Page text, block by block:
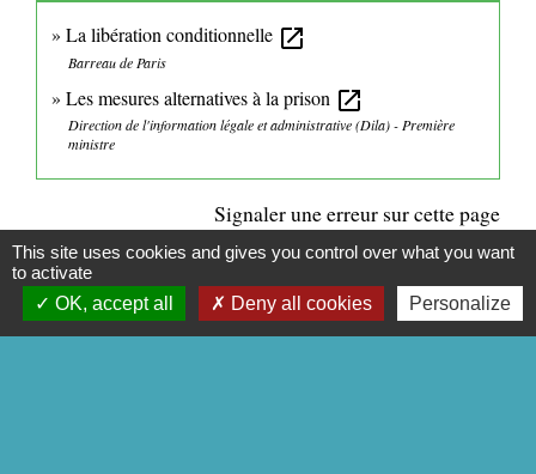
La libération conditionnelle open_in_new
Barreau de Paris
Les mesures alternatives à la prison open_in_new
Direction de l'information légale et administrative (Dila) - Première
ministre
Signaler une erreur sur cette page
This site uses cookies and gives you control over what you want
to activate
OK, accept all
Deny all cookies Personalize